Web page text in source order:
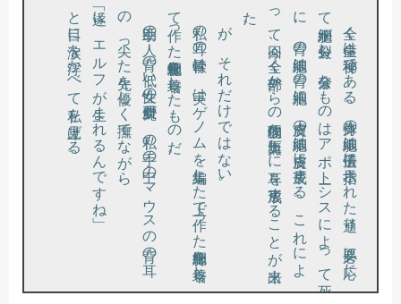
全く生命
は神秘
で
あ
る
。身体
の細胞
は遺伝子
に指示
さ
れ
た通
り
、必要
に応
じ
て細胞が分裂
し
、余分
な
も
の
は
ア
ポ
トー
シ
ス
に
よ
っ
て死
に、胃
の細胞
は胃
の細胞
に
、皮膚
の細胞
は皮膚
に成長
す
る
。
こ
れ
に
よ
って今回
、全
く外部
か
ら
の物理的
な圧力無
し
に耳
を形成
す
る
こ
と
が出来
た
。
が、それだけではない。
私の耳
の軟骨
は
、実
は
ゲ
ノ
ム
を編集
し
た上
で作
っ
た幹細胞
を培養
し
て作っ
た軟骨細胞
を培養
し
た
も
の
だ
。
助手の一人
、背
の低
い女性
の研究員
が
、私
の手
の中
の
マ
ウ
ス
の背
の耳
の、尖
っ
た先
を優
し
く撫
で
な
が
ら
、
「遂に、エルフが生まれるんですね」
と目に涙を浮かべて私を見上げる。